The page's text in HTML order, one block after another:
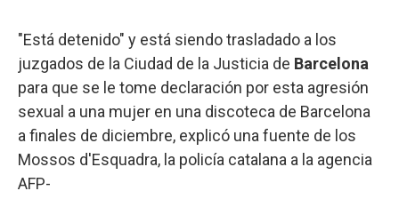
"Está detenido" y está siendo trasladado a los
juzgados de la Ciudad de la Justicia de Barcelona
para que se le tome declaración por esta agresión
sexual a una mujer en una discoteca de Barcelona
a finales de diciembre, explicó una fuente de los
Mossos d'Esquadra, la policía catalana a la agencia
AFP-